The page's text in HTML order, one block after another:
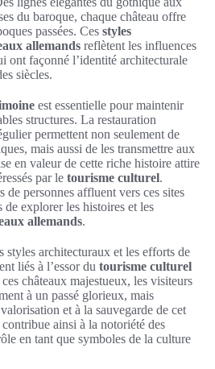
du baroque, chaque château offre
passées. Ces styles
allemands reflètent les influences
ont façonné l’identité architecturale
siècles.
est essentielle pour maintenir
structures. La restauration
permettent non seulement de
mais aussi de les transmettre aux
en valeur de cette riche histoire attire
par le tourisme culturel.
de personnes affluent vers ces sites
de explorer les histoires et les
allemands.
styles architecturaux et les efforts de
liés à l’essor du tourisme culturel
châteaux majestueux, les visiteurs
à un passé glorieux, mais
et à la sauvegarde de cet
ainsi à la notoriété des
en tant que symboles de la culture